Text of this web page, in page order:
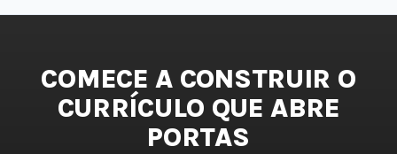
COMECE A CONSTRUIR O
CURRÍCULO QUE ABRE
PORTAS